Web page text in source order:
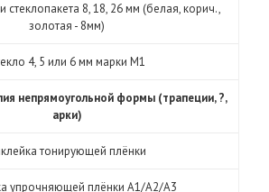
стеклопакета 8, 18, 26 мм (белая, корич.,
золотая - 8мм)
4, 5 или 6 мм марки М1
непрямоугольной формы (трапеции, ?,
арки)
тонирующей плёнки
упрочняющей плёнки А1/А2/А3